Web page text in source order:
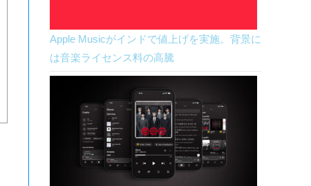
Apple Musicがインドで値上げを実施。背景に
は音楽ライセンス料の高騰